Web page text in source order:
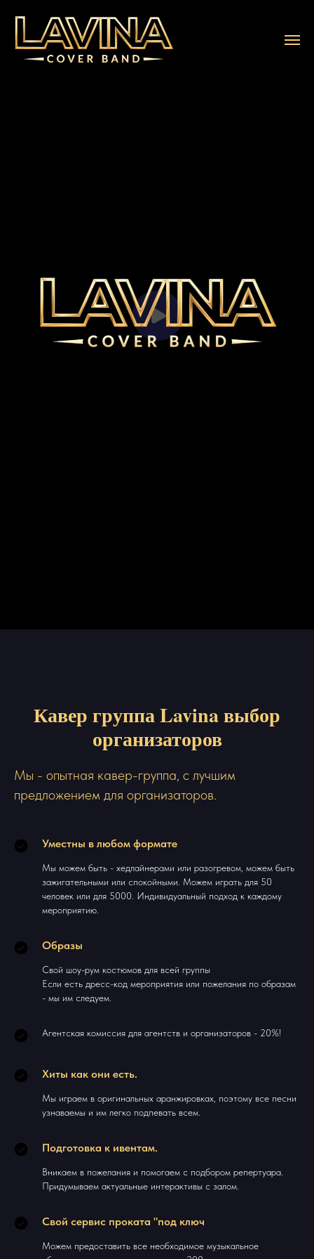
Кавер группа Lavina выбор
организаторов
Мы - опытная кавер-группа, с лучшим
предложением для организаторов.
Уместны в любом формате
Мы можем быть - хедлайнерами или разогревом, можем быть
зажигательными или спокойными. Можем играть для 50
человек или для 5000. Индивидуальный подход к каждому
мероприятию.
Образы
Свой шоу-рум костюмов для всей группы
Если есть дресс-код мероприятия или пожелания по образам
- мы им следуем.
Агентская комиссия для агентств и организаторов - 20%!
Хиты как они есть.
Мы играем в оригинальных аранжировках, поэтому все песни
узнаваемы и им легко подпевать всем.
Подготовка к ивентам.
Вникаем в пожелания и помогаем с подбором репертуара.
Придумываем актуальные интерактивы с залом.
Свой сервис проката "под ключ
Можем предоставить все необходимое музыкальное